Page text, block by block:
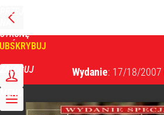
PRZEJDŹ
NA
STRONĘ
GŁÓWNĄ
ZALOGUJ
MENU
Wydanie: 17/18/2007